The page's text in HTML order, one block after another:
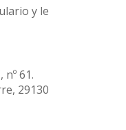
y le
61.
29130